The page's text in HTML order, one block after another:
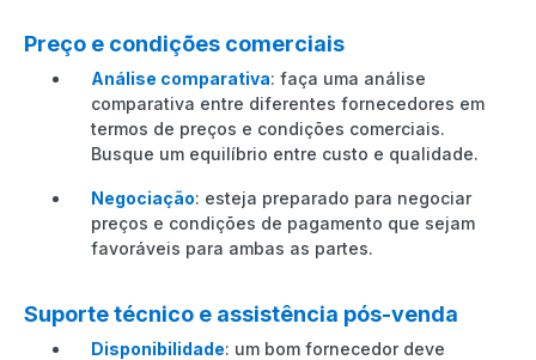
Preço e condições comerciais
Análise comparativa: faça uma análise
comparativa entre diferentes fornecedores em
termos de preços e condições comerciais.
Busque um equilíbrio entre custo e qualidade.
Negociação: esteja preparado para negociar
preços e condições de pagamento que sejam
favoráveis para ambas as partes.
Suporte técnico e assistência pós-venda
Disponibilidade: um bom fornecedor deve